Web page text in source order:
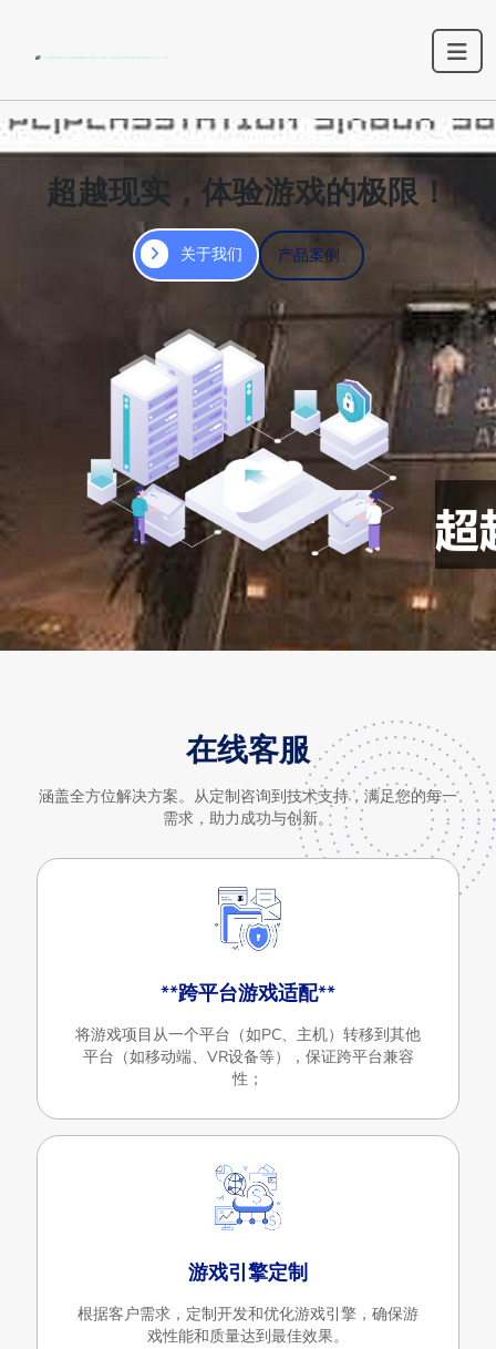
超越现实，体验游戏的极限！
关于我们 产品案例
在线客服
涵盖全方位解决方案。从定制咨询到技术支持，满足您的每一
需求，助力成功与创新。
**跨平台游戏适配**
将游戏项目从一个平台（如PC、主机）转移到其他
平台（如移动端、VR设备等），保证跨平台兼容
性；
游戏引擎定制
根据客户需求，定制开发和优化游戏引擎，确保游
戏性能和质量达到最佳效果。